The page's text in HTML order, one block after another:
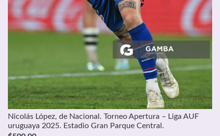
Nicolás López, de Nacional. Torneo Apertura – Liga AUF
uruguaya 2025. Estadio Gran Parque Central.